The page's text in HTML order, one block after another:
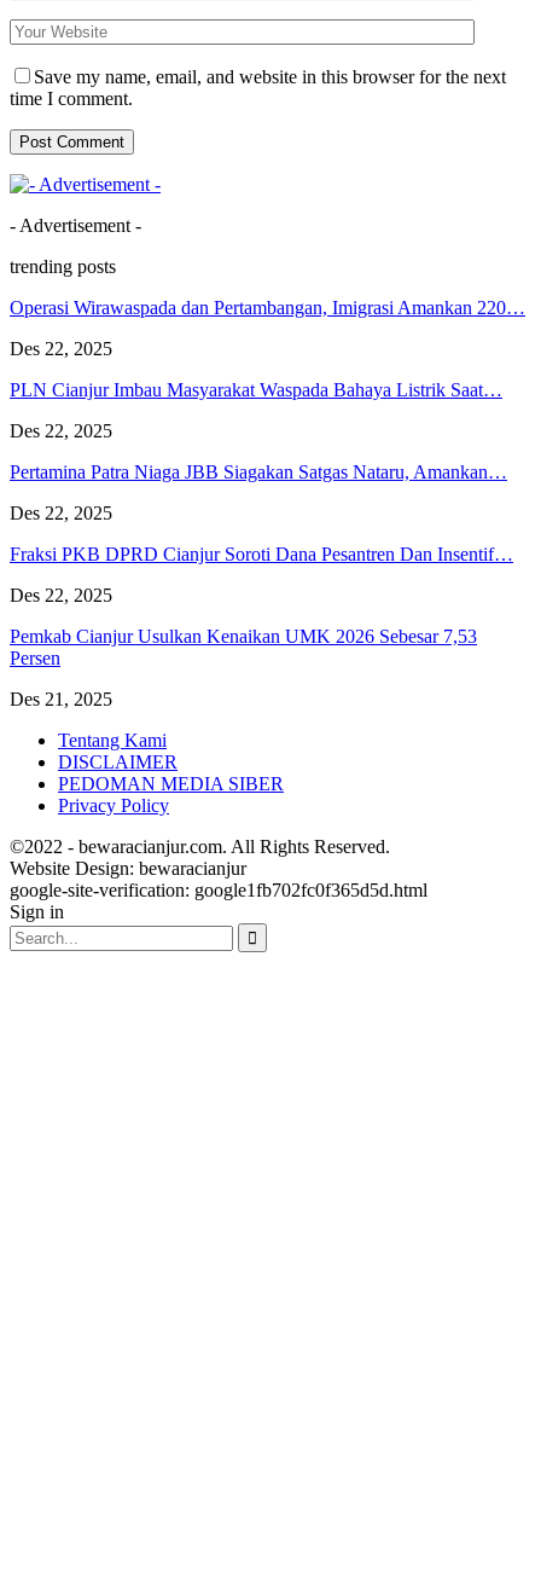
Save my name, email, and website in this browser for the next
time I comment.
- Advertisement -
trending posts
Operasi Wirawaspada dan Pertambangan, Imigrasi Amankan 220…
Des 22, 2025
PLN Cianjur Imbau Masyarakat Waspada Bahaya Listrik Saat…
Des 22, 2025
Pertamina Patra Niaga JBB Siagakan Satgas Nataru, Amankan…
Des 22, 2025
Fraksi PKB DPRD Cianjur Soroti Dana Pesantren Dan Insentif…
Des 22, 2025
Pemkab Cianjur Usulkan Kenaikan UMK 2026 Sebesar 7,53
Persen
Des 21, 2025
Tentang Kami
DISCLAIMER
PEDOMAN MEDIA SIBER
Privacy Policy
©2022 - bewaracianjur.com. All Rights Reserved.
Website Design: bewaracianjur
google-site-verification: google1fb702fc0f365d5d.html
Sign in